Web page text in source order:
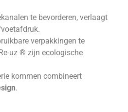
te bevorderen, verlaagt
verpakkingen te
uz ® zijn ecologische
kommen combineert
.